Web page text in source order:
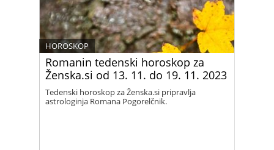
Romanin tedenski horoskop za
Ženska.si od 13. 11. do 19. 11. 2023
HOROSKOP
Tedenski horoskop za Ženska.si pripravlja
astrologinja Romana Pogorelčnik.